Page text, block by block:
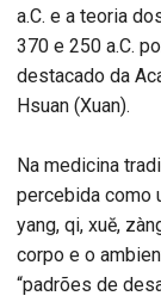
a.C. e a teoria
370 e 250 a.C.
destacado da
Hsuan (Xuan).
Na medicina
percebida como
yang, qi, xuĕ,
corpo e o
“padrões de